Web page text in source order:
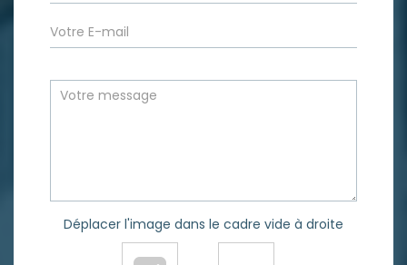
Déplacer l'image dans le cadre vide à droite